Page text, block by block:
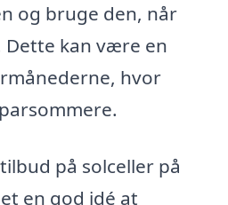
og bruge den, når
Dette kan være en
hvor
på solceller på
en god idé at